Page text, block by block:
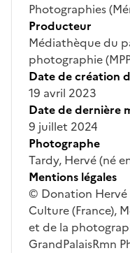
Photographies
Producteur
Médiathèque du
photographie
Date de création
19 avril 2023
Date de dernière
9 juillet 2024
Photographe
Tardy, Hervé (né
Mentions légales
© Donation Hervé
Culture (France),
et de la
GrandPalaisRmn